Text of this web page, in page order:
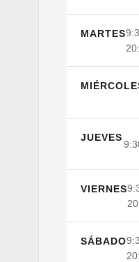
MARTES
JUEVES
VIERNES
SÁBADO